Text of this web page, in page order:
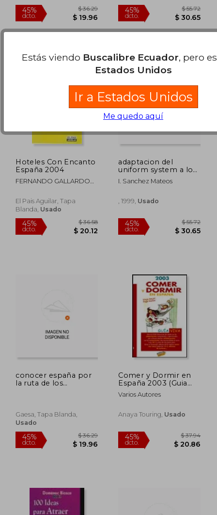
45%
dcto. $ 22.06
45%
dcto. $
Hoteles Con Encanto
España 2004
FERNANDO GALLARDO
El Pais Aguilar, Tapa
Blanda, Usado
adaptacion del
uniform system a los
hoteles de españa.
I. Sanchez Mateos
, 1999, Usado
conocer españa por
la ruta de los
Gaesa, Tapa Blanda,
Usado
Comer y Dormir en
España 2003 (Guia
Viva)
Varios Autores
Anaya Touring, Usado
Estás viendo Buscalibre Ecuador, pero
Estados Unidos
Ir a Estados Unidos
Me quedo aquí